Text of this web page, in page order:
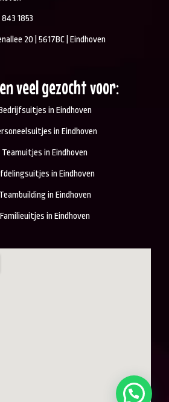
1853
20 | 5617BC | Eindhoven
veel gezocht voor:
in Eindhoven
in Eindhoven
Teamuitjes in Eindhoven
in Eindhoven
Teambuilding in Eindhoven
Familieuitjes in Eindhoven